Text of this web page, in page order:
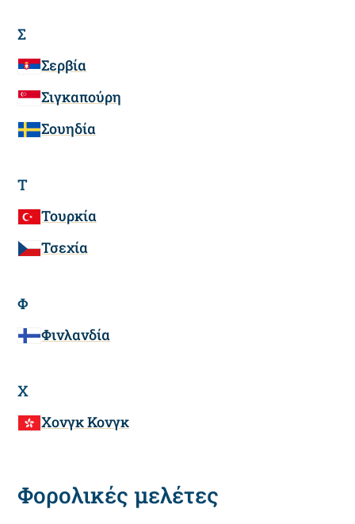
Σ
Σερβία
Σιγκαπούρη
Σουηδία
Τ
Τουρκία
Τσεχία
Φ
Φινλανδία
Χ
Χονγκ Κονγκ
Φορολικές μελέτες